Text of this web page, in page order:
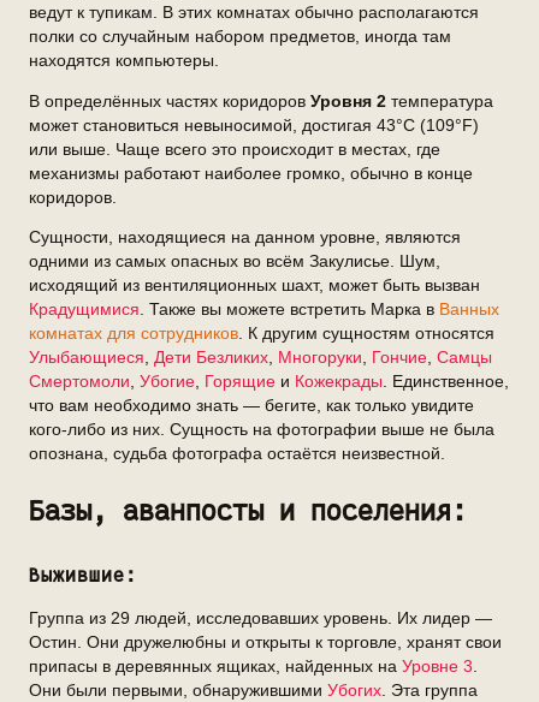
ведут к тупикам. В этих комнатах обычно располагаются
полки со случайным набором предметов, иногда там
находятся компьютеры.
В определённых частях коридоров Уровня 2 температура
может становиться невыносимой, достигая 43°C (109°F)
или выше. Чаще всего это происходит в местах, где
механизмы работают наиболее громко, обычно в конце
коридоров.
Сущности, находящиеся на данном уровне, являются
одними из самых опасных во всём Закулисье. Шум,
исходящий из вентиляционных шахт, может быть вызван
Крадущимися. Также вы можете встретить Марка в Ванных
комнатах для сотрудников. К другим сущностям относятся
Улыбающиеся, Дети Безликих, Многоруки, Гончие, Самцы
Смертомоли, Убогие, Горящие и Кожекрады. Единственное,
что вам необходимо знать — бегите, как только увидите
кого-либо из них. Сущность на фотографии выше не была
опознана, судьба фотографа остаётся неизвестной.
Базы, аванпосты и поселения:
Выжившие:
Группа из 29 людей, исследовавших уровень. Их лидер —
Остин. Они дружелюбны и открыты к торговле, хранят свои
припасы в деревянных ящиках, найденных на Уровне 3.
Они были первыми, обнаружившими Убогих. Эта группа